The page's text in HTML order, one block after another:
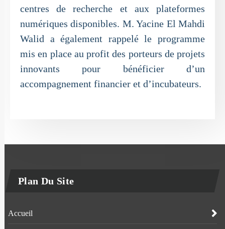
centres de recherche et aux plateformes
numériques disponibles. M. Yacine El Mahdi
Walid a également rappelé le programme
mis en place au profit des porteurs de projets
innovants pour bénéficier d’un
accompagnement financier et d’incubateurs.
Plan Du Site
Accueil